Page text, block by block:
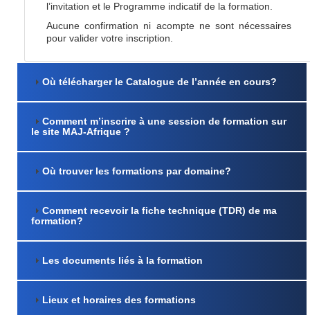
l’invitation et le Programme indicatif de la formation.
Aucune confirmation ni acompte ne sont nécessaires
pour valider votre inscription.
Où télécharger le Catalogue de l’année en cours?
Comment m’inscrire à une session de formation sur
le site MAJ-Afrique ?
Où trouver les formations par domaine?
Comment recevoir la fiche technique (TDR) de ma
formation?
Les documents liés à la formation
Lieux et horaires des formations